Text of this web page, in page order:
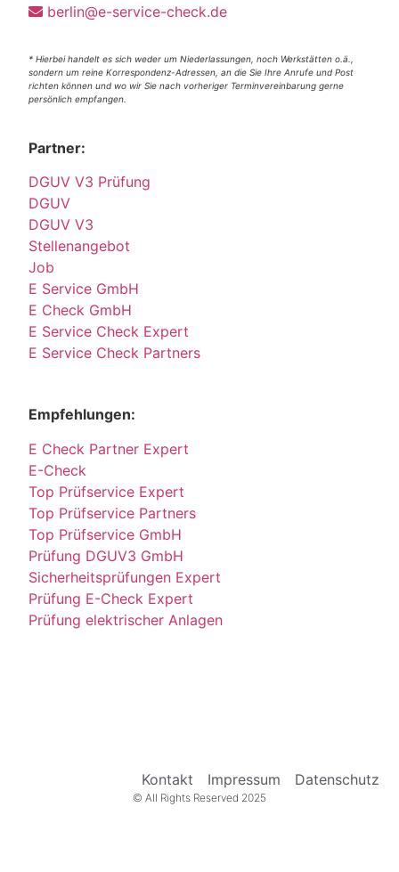
berlin@e-service-check.de
* Hierbei handelt es sich weder um Niederlassungen, noch Werkstätten o.ä.,
sondern um reine Korrespondenz-Adressen, an die Sie Ihre Anrufe und Post
richten können und wo wir Sie nach vorheriger Terminvereinbarung gerne
persönlich empfangen.
Partner:
DGUV V3 Prüfung
DGUV
DGUV V3
Stellenangebot
Job
E Service GmbH
E Check GmbH
E Service Check Expert
E Service Check Partners
Empfehlungen:
E Check Partner Expert
E-Check
Top Prüfservice Expert
Top Prüfservice Partners
Top Prüfservice GmbH
Prüfung DGUV3 GmbH
Sicherheitsprüfungen Expert
Prüfung E-Check Expert
Prüfung elektrischer Anlagen
Kontakt Impressum Datenschutz
© All Rights Reserved 2025